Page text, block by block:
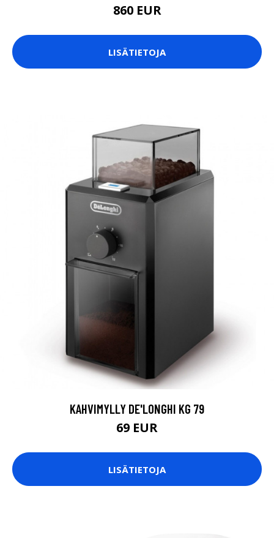
860 EUR
LISÄTIETOJA
KAHVIMYLLY DE'LONGHI KG 79
69 EUR
LISÄTIETOJA